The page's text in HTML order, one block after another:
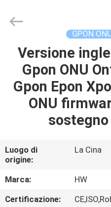
CASA
PRODOTTI
GIRO
DELLA
FABBRICA
LIMITED.
Reserved.
GPON
Versione
Gpon ONU
Gpon Epon
ONU
Luogo di
origine:
La Cina
Marca:
HW
Certificazione: